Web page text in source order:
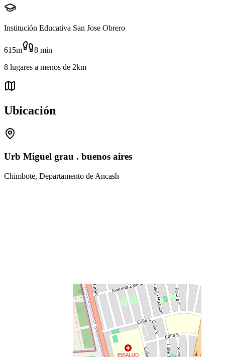
Institución Educativa San Jose Obrero
615m 8 min
8 lugares a menos de 2km
Ubicación
Urb Miguel grau . buenos aires
Chimbote, Departamento de Ancash